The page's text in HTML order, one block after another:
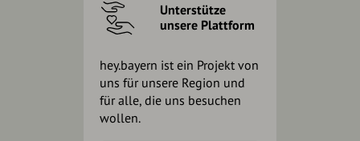
Unterstütze
unsere Plattform
hey.bayern ist ein Projekt von
uns für unsere Region und
für alle, die uns besuchen
wollen.